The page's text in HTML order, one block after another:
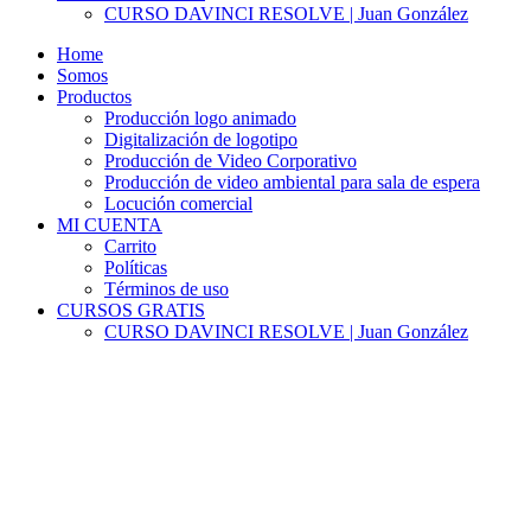
CURSO DAVINCI RESOLVE | Juan González
Home
Somos
Productos
Producción logo animado
Digitalización de logotipo
Producción de Video Corporativo
Producción de video ambiental para sala de espera
Locución comercial
MI CUENTA
Carrito
Políticas
Términos de uso
CURSOS GRATIS
CURSO DAVINCI RESOLVE | Juan González